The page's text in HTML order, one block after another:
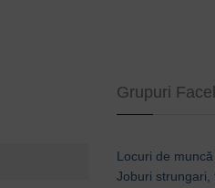
Grupuri
Locuri de
Joburi strungari,